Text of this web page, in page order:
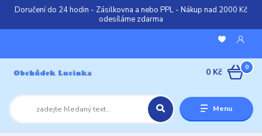
Doručení do 24 hodin - Zásilkovna a nebo PPL - Nákup nad 2000 Kč
odesíláme zdarma
Menu
0
0 Kč